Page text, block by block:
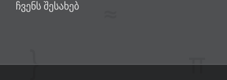
ჩვენს შესახებ